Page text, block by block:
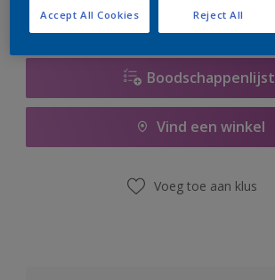
Boodschappenlijst
Vind een winkel
Voeg toe aan klus
Reject All
Accept All Cookies